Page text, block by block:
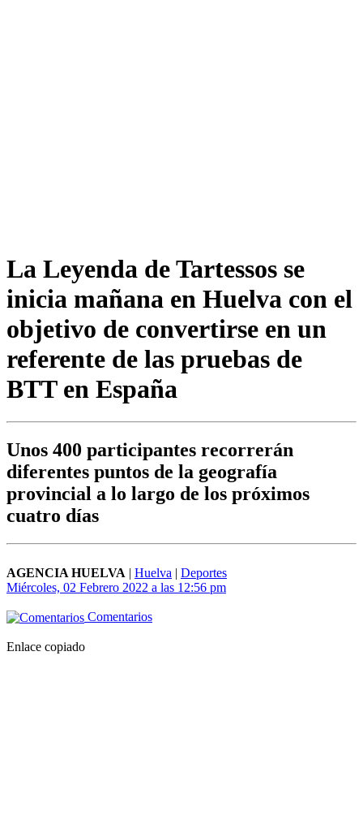
La Leyenda de Tartessos se
inicia mañana en Huelva con el
objetivo de convertirse en un
referente de las pruebas de
BTT en España
Unos 400 participantes recorrerán
diferentes puntos de la geografía
provincial a lo largo de los próximos
cuatro días
AGENCIA HUELVA | Huelva | Deportes
Miércoles, 02 Febrero 2022 a las 12:56 pm
Comentarios
Enlace copiado